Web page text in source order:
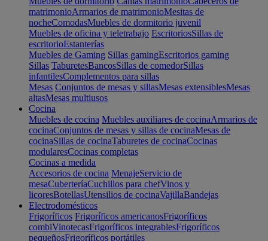
matrimonioArmarios de matrimonioMesitas de
nocheComodasMuebles de dormitorio juvenil
Muebles de oficina y teletrabajo EscritoriosSillas de
escritorioEstanterías
Muebles de Gaming Sillas gamingEscritorios gaming
Sillas TaburetesBancosSillas de comedorSillas
infantilesComplementos para sillas
Mesas Conjuntos de mesas y sillasMesas extensiblesMesas
altasMesas multiusos
Cocina
Muebles de cocina Muebles auxiliares de cocinaArmarios de
cocinaConjuntos de mesas y sillas de cocinaMesas de
cocinaSillas de cocinaTaburetes de cocinaCocinas
modularesCocinas completas
Cocinas a medida
Accesorios de cocina MenajeServicio de
mesaCuberteríaCuchillos para chefVinos y
licoresBotellasUtensilios de cocinaVajillaBandejas
Electrodomésticos
Frigoríficos Frigoríficos americanosFrigoríficos
combiVinotecasFrigoríficos integrablesFrigoríficos
pequeñosFrigoríficos portátiles